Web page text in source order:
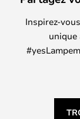
Inspirez-
unique